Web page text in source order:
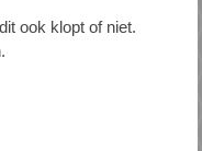
ook klopt of niet.